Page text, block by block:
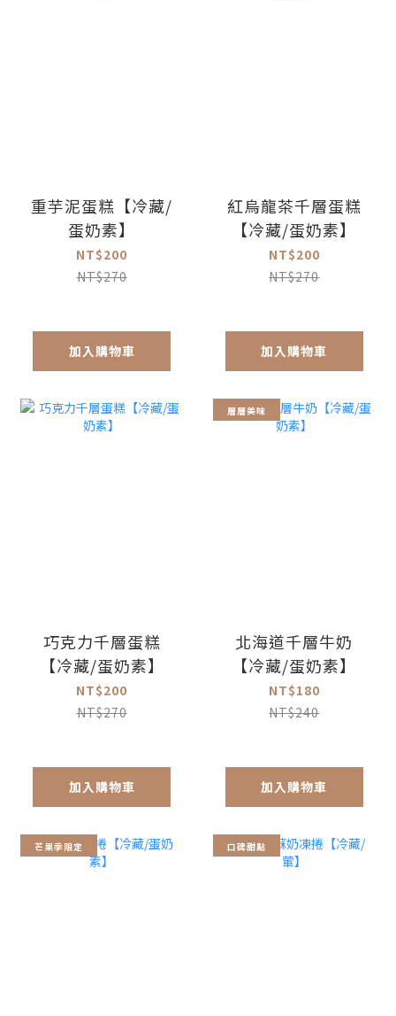
重芋泥蛋糕【冷藏/
蛋奶素】
NT$200
NT$270
加入購物車
紅烏龍茶千層蛋糕
【冷藏/蛋奶素】
NT$200
NT$270
加入購物車
巧克力千層蛋糕
【冷藏/蛋奶素】
NT$200
NT$270
加入購物車
層層美味
北海道千層牛奶
【冷藏/蛋奶素】
NT$180
NT$240
加入購物車
芒果季限定 口碑甜點